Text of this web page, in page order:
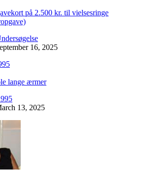
på 2.500 kr. til vielsesringe
16, 2025
lange ærmer
13, 2025